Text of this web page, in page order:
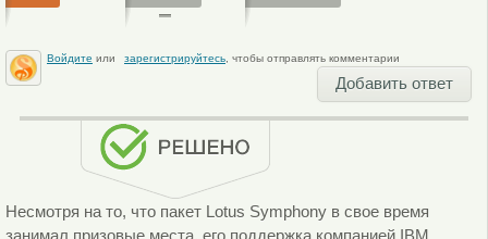
Войдите или зарегистрируйтесь, чтобы отправлять комментарии
Добавить ответ
Несмотря на то, что пакет Lotus Symphony в свое время
занимал призовые места, его поддержка компанией IBM